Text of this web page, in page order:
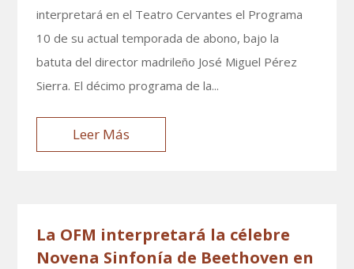
interpretará en el Teatro Cervantes el Programa
10 de su actual temporada de abono, bajo la
batuta del director madrileño José Miguel Pérez
Sierra. El décimo programa de la...
Leer Más
La OFM interpretará la célebre
Novena Sinfonía de Beethoven en